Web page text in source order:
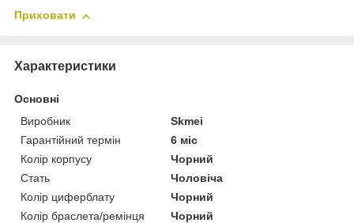
Приховати
Характеристики
Основні
Виробник
Skmei
Гарантійний термін
6 міс
Колір корпусу
Чорний
Стать
Чоловіча
Колір циферблату
Чорний
Колір браслета/ремінця
Чорний